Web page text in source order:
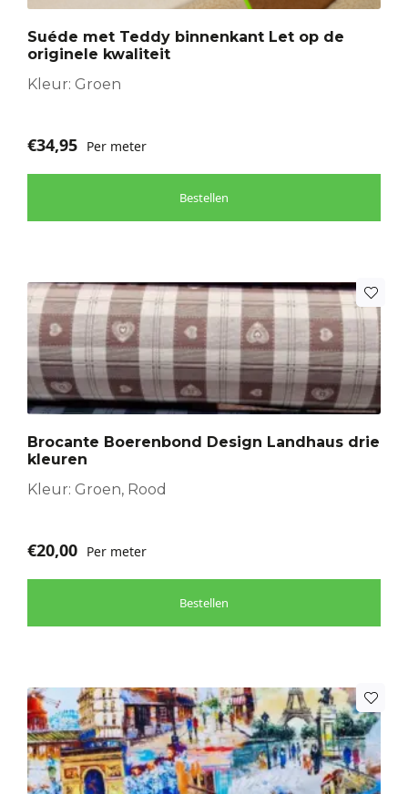
Suéde met Teddy binnenkant Let op de
originele kwaliteit
Kleur: Groen
€34,95 Per meter
Bestellen
kan
gekozen
worden
productpagina
Brocante Boerenbond Design Landhaus drie
kleuren
Kleur: Groen, Rood
€20,00 Per meter
Bestellen
Dit
product
heeft
meerdere
variaties.
Deze
kan
gekozen
worden
productpagina